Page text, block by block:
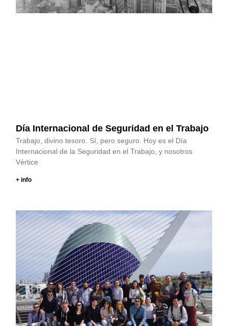
Día Internacional de Seguridad en el Trabajo
Trabajo, divino tesoro. Sí, pero seguro. Hoy es el Día
Internacional de la Seguridad en el Trabajo, y nosotros
Vértice
+ info